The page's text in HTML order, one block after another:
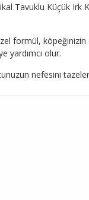
Tavuklu Küçük
köpeğinizin
yardımcı olur.
nefesini